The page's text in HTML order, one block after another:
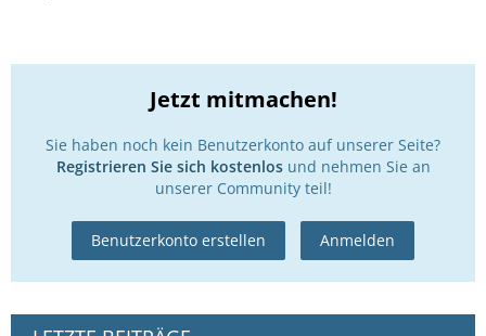
Jetzt mitmachen!
Sie haben noch kein Benutzerkonto auf unserer Seite?
Registrieren Sie sich kostenlosund nehmen Sie an
unserer Community teil!
Benutzerkonto erstellen Anmelden